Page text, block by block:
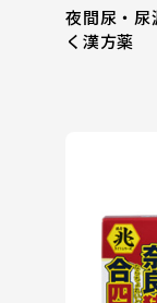
夜間尿・尿
く漢方薬